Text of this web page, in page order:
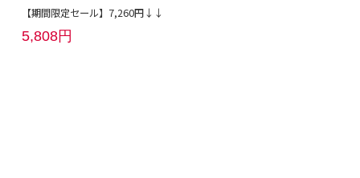
【期間限定セール】7,260円↓↓
5,808円